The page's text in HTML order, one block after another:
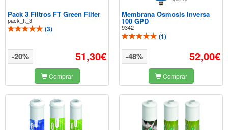
Pack 3 Filtros FT Green Filter
pack_ft_3
(3)
51,30€
-20%
Comprar
Membrana Osmosis Inversa
100 GPD
9342
(1)
52,00€
-48%
Comprar